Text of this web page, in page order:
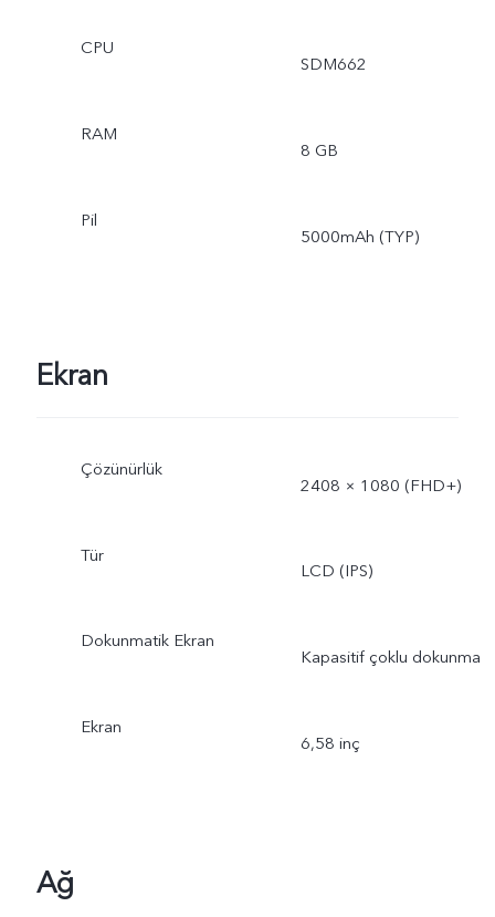
CPU
SDM662
RAM
8 GB
Pil
5000mAh (TYP)
Ekran
Çözünürlük
2408 × 1080 (FHD+)
Tür
LCD (IPS)
Dokunmatik Ekran
Kapasitif çoklu dokunma
Ekran
6,58 inç
Ağ